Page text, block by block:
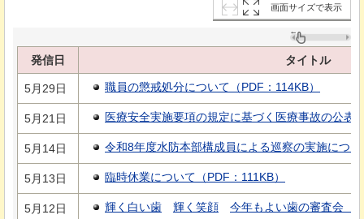
画面サイズで表示
発信日 タイトル
5月29日 職員の懲戒処分について（PDF：114KB）
5月21日 医療安全実施要項の規定に基づく医療事故の公表
5月14日 令和8年度水防本部構成員による巡察の実施につ
5月13日 臨時休業について（PDF：111KB）
5月12日 輝く白い歯 輝く 笑顔 今年もよい歯の審査会（